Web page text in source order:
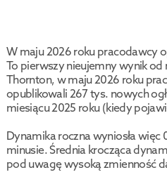
W maju 2026 roku pracodawcy
To pierwszy nieujemny wynik
Thornton, w maju 2026 roku
opublikowali 267 tys. nowych
miesiącu 2025 roku (kiedy
Dynamika roczna wyniosła
minusie. Średnia krocząca
pod uwagę wysoką zmienność